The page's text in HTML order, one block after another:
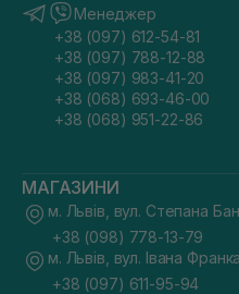
Менеджер
+38 (097) 612-54-81
+38 (097) 788-12-88
+38 (097) 983-41-20
+38 (068) 693-46-00
+38 (068) 951-22-86
МАГАЗИНИ
м. Львів, вул. Степана
+38 (098) 778-13-79
м. Львів, вул. Івана
+38 (097) 611-95-94